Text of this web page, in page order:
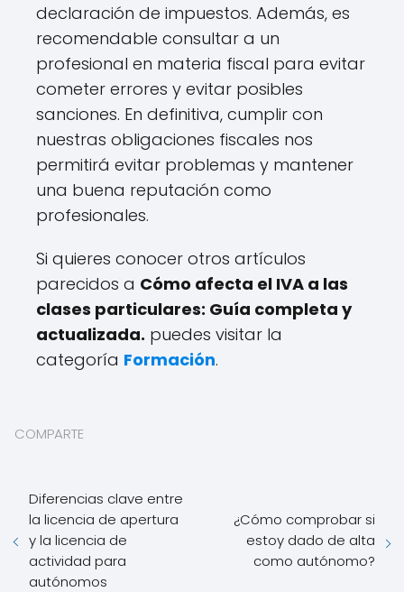
declaración de impuestos. Además, es
recomendable consultar a un
profesional en materia fiscal para evitar
cometer errores y evitar posibles
sanciones. En definitiva, cumplir con
nuestras obligaciones fiscales nos
permitirá evitar problemas y mantener
una buena reputación como
profesionales.
Si quieres conocer otros artículos
parecidos a Cómo afecta el IVA a las
clases particulares: Guía completa y
actualizada. puedes visitar la
categoría Formación.
COMPARTE
Diferencias clave entre
la licencia de apertura
y la licencia de
actividad para
autónomos
¿Cómo comprobar si
estoy dado de alta
como autónomo?